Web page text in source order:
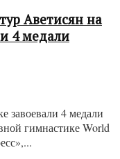
Аветисян на
4 медали
завоевали 4 медали
гимнастике World